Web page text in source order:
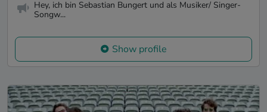
Hey, ich bin Sebastian Bungert und als Musiker/ Singer-
Songw...
Show profile